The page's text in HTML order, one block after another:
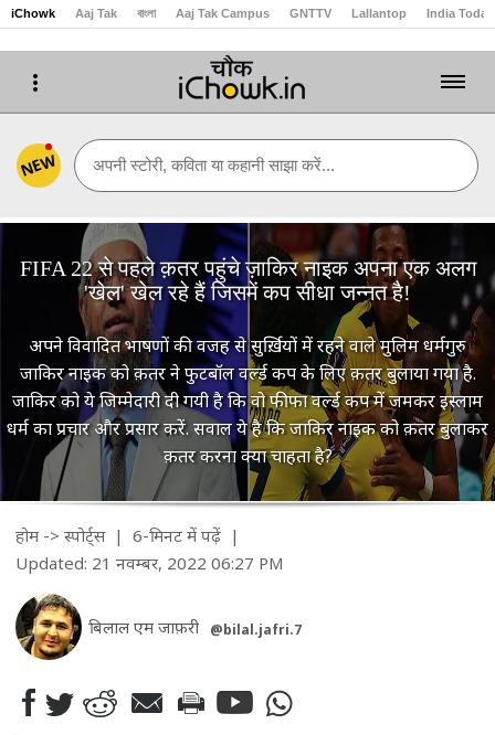
iChowk Aaj Tak বাংলা Aaj Tak Campus GNTTV Lallantop India Today
NEW अपनी स्टोरी, कविता या कहानी साझा करें...
FIFA 22 से पहले क़तर पहुंचे ज़ाकिर नाइक अपना एक अलग
'खेल' खेल रहे हैं जिसमें कप सीधा जन्नत है!
अपने विवादित भाषणों की वजह से सुर्ख़ियों में रहने वाले मुलिम धर्मगुरु
जाकिर नाइक को क़तर ने फुटबॉल वर्ल्ड कप के लिए क़तर बुलाया गया है.
जाकिर को ये जिम्मेदारी दी गयी है कि वो फीफा वर्ल्ड कप में जमकर इस्लाम
धर्म का प्रचार और प्रसार करें. सवाल ये है कि जाकिर नाइक को क़तर बुलाकर
क़तर करना क्या चाहता है?
होम-> स्पोर्ट्स | 6-मिनट में पढ़ें |
Updated: 21 नवम्बर, 2022 06:27 PM
बिलाल एम जाफ़री @bilal.jafri.7